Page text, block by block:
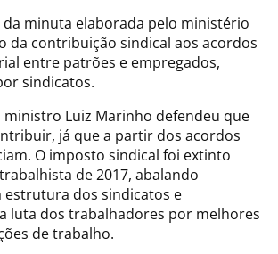
minuta elaborada pelo ministério
da contribuição sindical aos acordos
entre patrões e empregados,
sindicatos.
ministro Luiz Marinho defendeu que
já que a partir dos acordos
O imposto sindical foi extinto
de 2017, abalando
estrutura dos sindicatos e
luta dos trabalhadores por melhores
de trabalho.